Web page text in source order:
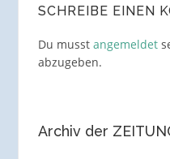
SCHREIBE EINEN
Du musst angemeldet
abzugeben.
Archiv der